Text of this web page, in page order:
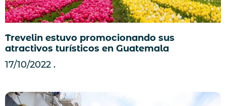
Trevelin estuvo promocionando sus
atractivos turísticos en Guatemala
17/10/2022